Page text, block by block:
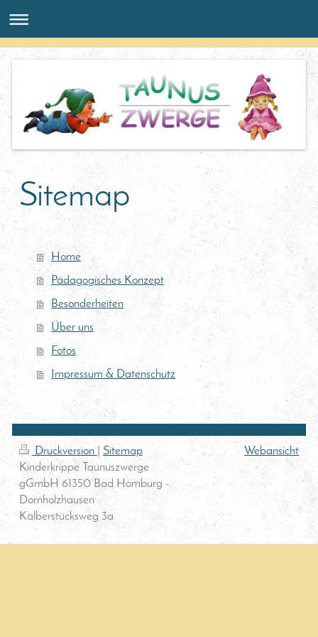
Sitemap
Home
Pädagogisches Konzept
Besonderheiten
Über uns
Fotos
Impressum & Datenschutz
Druckversion
Sitemap
Kinderkrippe Taunuszwerge
gGmbH 61350 Bad Homburg -
Dornholzhausen
Kälberstücksweg 3a
Webansicht